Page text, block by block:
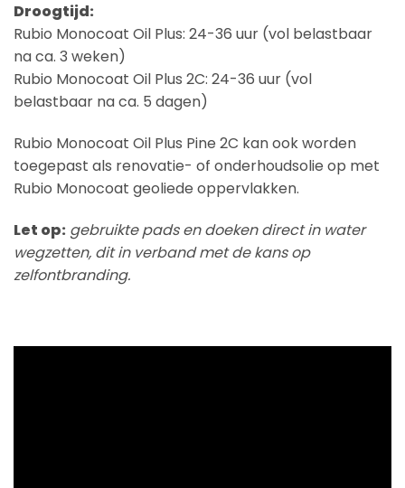
Droogtijd:
Rubio Monocoat Oil Plus: 24-36 uur (vol belastbaar
na ca. 3 weken)
Rubio Monocoat Oil Plus 2C: 24-36 uur (vol
belastbaar na ca. 5 dagen)
Rubio Monocoat Oil Plus Pine 2C kan ook worden
toegepast als renovatie- of onderhoudsolie op met
Rubio Monocoat geoliede oppervlakken.
Let op: gebruikte pads en doeken direct in water
wegzetten, dit in verband met de kans op
zelfontbranding.